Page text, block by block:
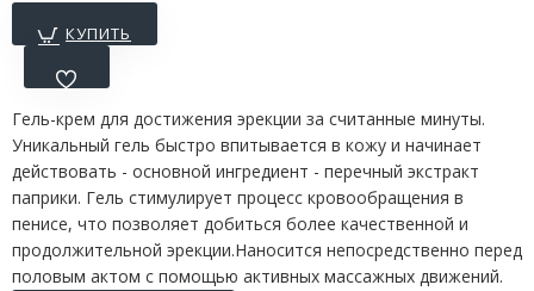
КУПИТЬ
Гель-крем для достижения эрекции за считанные минуты.
Уникальный гель быстро впитывается в кожу и начинает
действовать - основной ингредиент - перечный экстракт
паприки. Гель стимулирует процесс кровообращения в
пенисе, что позволяет добиться более качественной и
продолжительной эрекции.Наносится непосредственно перед
половым актом с помощью активных массажных движений.